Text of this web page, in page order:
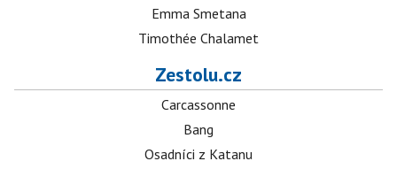
Emma Smetana
Timothée Chalamet
Zestolu.cz
Carcassonne
Bang
Osadníci z Katanu